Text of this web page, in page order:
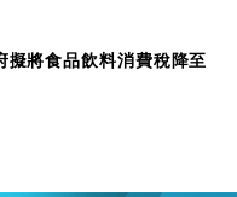
擬將食品飲料消費稅降至